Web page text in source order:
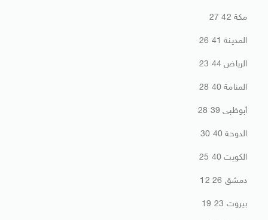
مكة 42 27
المدينة 41 26
الرياض 44 23
المنامة 40 28
أبوظبى 39 28
الدوحة 40 30
الكويت 40 25
دمشق 26 12
بيروت 23 19